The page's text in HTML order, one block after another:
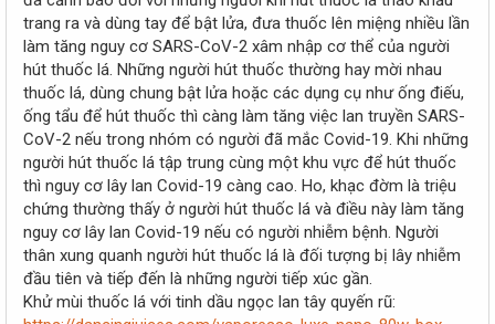
e
trang ra và dùng tay để bật lửa, đưa thuốc lên miệng nhiều lần
làm tăng nguy cơ SARS-CoV-2 xâm nhập cơ thể của người
hút thuốc lá. Những người hút thuốc thường hay mời nhau
thuốc lá, dùng chung bật lửa hoặc các dụng cụ như ống điếu,
ống tẩu để hút thuốc thì càng làm tăng việc lan truyền SARS-
CoV-2 nếu trong nhóm có người đã mắc Covid-19. Khi những
người hút thuốc lá tập trung cùng một khu vực để hút thuốc
thì nguy cơ lây lan Covid-19 càng cao. Ho, khạc đờm là triệu
chứng thường thấy ở người hút thuốc lá và điều này làm tăng
nguy cơ lây lan Covid-19 nếu có người nhiễm bệnh. Người
thân xung quanh người hút thuốc lá là đối tượng bị lây nhiễm
đầu tiên và tiếp đến là những người tiếp xúc gần.
Khử mùi thuốc lá với tinh dầu ngọc lan tây quyến rũ: